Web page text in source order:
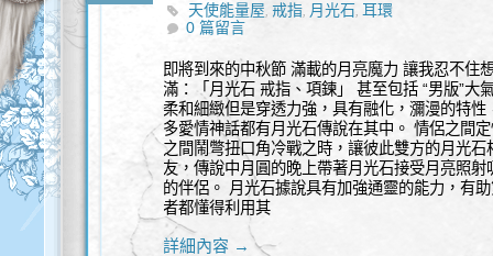
天使能量屋,戒指, 月光石,耳環
0 篇留言
即將到來的中秋節 滿載的月亮魔力 讓我忍不住
滿：「月光石 戒指、項鍊」 甚至包括 “男版”大
柔和細緻但是穿透力強，具有融化，瀰漫的特
多愛情神話都有月光石傳說在其中。 情侶之間
之間鬧彆扭口角冷戰之時，讓彼此雙方的月光
友，傳說中月圓的晚上帶著月光石接受月亮照
的伴侶。 月光石據說具有加強通靈的能力，有
者都懂得利用其
詳細內容 →